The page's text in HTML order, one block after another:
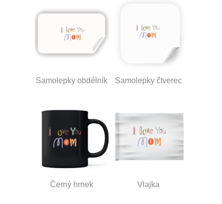
Samolepky obdélník Samolepky čtverec
Černý hrnek Vlajka